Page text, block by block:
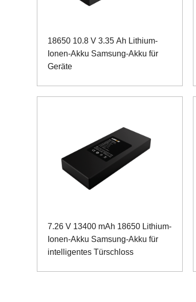
18650 10.8 V 3.35 Ah Lithium-
Ionen-Akku Samsung-Akku für
Geräte
7.26 V 13400 mAh 18650 Lithium-
Ionen-Akku Samsung-Akku für
intelligentes Türschloss